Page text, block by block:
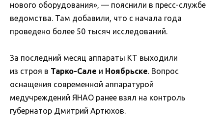
нового оборудования», — пояснили в пресс-службе
ведомства. Там добавили, что с начала года
проведено более 50 тысяч исследований.
За последний месяц аппараты КТ выходили
из строя в Тарко-Сале и Ноябрьске. Вопрос
оснащения современной аппаратурой
медучреждений ЯНАО ранее взял на контроль
губернатор Дмитрий Артюхов.